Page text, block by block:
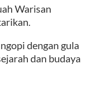
Warisan
dengan gula
dan budaya